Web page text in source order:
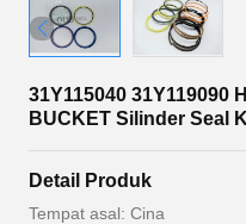
31Y115040 31Y119090
BUCKET Silinder Seal
Detail Produk
Tempat asal: Cina